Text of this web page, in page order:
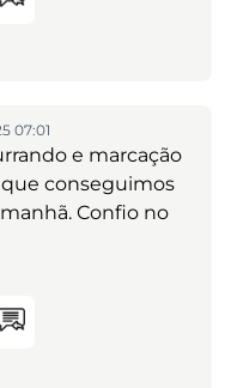
07:01
e marcação
conseguimos
Confio no